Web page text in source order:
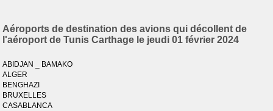
Aéroports de destination des avions qui décollent de
l'aéroport de Tunis Carthage le jeudi 01 février 2024
ABIDJAN _ BAMAKO
ALGER
BENGHAZI
BRUXELLES
CASABLANCA